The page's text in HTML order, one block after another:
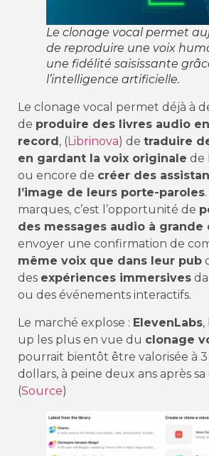
Le clonage vocal permet
de reproduire une voix
une fidélité saisissante
l’intelligence artificielle.
Le clonage vocal permet déjà à
de produire des livres audio
record , (Librinova) de traduire
en gardant la voix originale de
ou encore de créer des
l’image de leurs porte-paroles
marques, c’est l’opportunité de
des messages audio à grande
envoyer une confirmation de
même voix que dans leur pub
des expériences immersives
ou des événements interactifs.
Le marché explose : ElevenLabs,
up les plus en vue du clonage
pourrait bientôt être valorisée à
dollars, à peine deux ans après
(Source)